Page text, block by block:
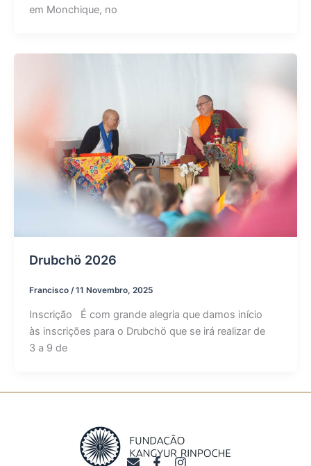
em Monchique, no
Drubchö 2026
Francisco /11 Novembro, 2025
Inscrição É com grande alegria que damos início
às inscrições para o Drubchö que se irá realizar de
3 a 9 de
E
F
I